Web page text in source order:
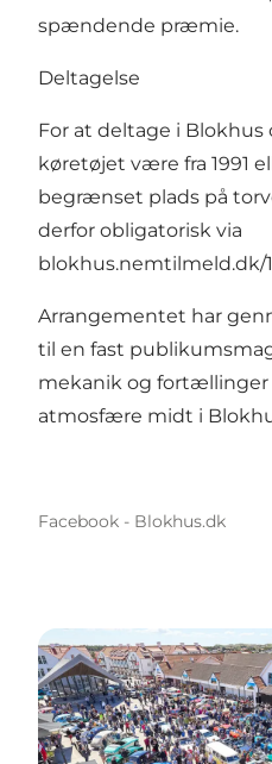
spændende præmie.
Deltagelse
For at deltage i Blokhus
køretøjet være fra 1991
begrænset plads på
derfor obligatorisk via
blokhus.nemtilmeld.dk/
Arrangementet har
til en fast
mekanik og
atmosfære midt i
Facebook - Blokhus.dk